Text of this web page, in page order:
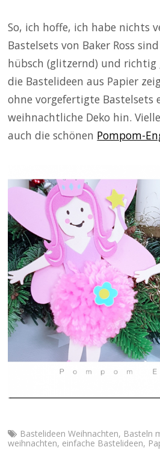
So, ich hoffe, ich habe nichts
Bastelsets von Baker Ross
hübsch (glitzernd) und richtig
die Bastelideen aus Papier
ohne vorgefertigte Bastelsets
weihnachtliche Deko hin.
auch die schönen Pompom-
Bastelideen Weihnachten, Basteln
weihnachten, einfache Bastelideen,